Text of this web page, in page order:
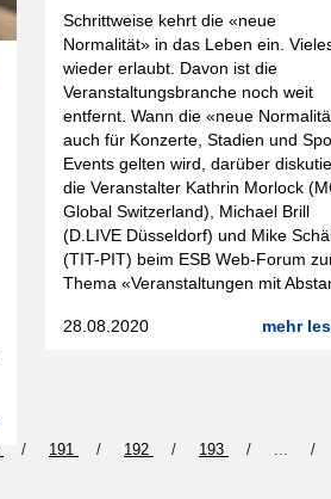
Schrittweise kehrt die «neue
Normalität» in das Leben ein.
wieder erlaubt. Davon ist die
Veranstaltungsbranche noch weit
entfernt. Wann die «neue
auch für Konzerte, Stadien und
Events gelten wird, darüber
die Veranstalter Kathrin Morlock
Global Switzerland), Michael Brill
(D.LIVE Düsseldorf) und Mike
(TIT-PIT) beim ESB Web-Forum
Thema «Veranstaltungen mit
28.08.2020 mehr
191 192 193 ...